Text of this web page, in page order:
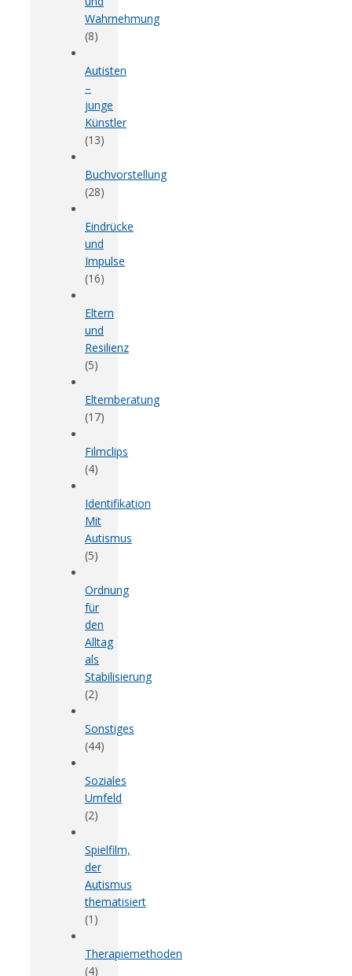
Wahrnehmung
(8)
Autisten
–
junge
Künstler
(13)
Buchvorstellung
(28)
Eindrücke
und
Impulse
(16)
Eltern
und
Resilienz
(5)
Elternberatung
(17)
Filmclips
(4)
Identifikation
Mit
Autismus
(5)
Ordnung
für
den
Alltag
als
Stabilisierung
(2)
Sonstiges
(44)
Soziales
Umfeld
(2)
Spielfilm,
der
Autismus
thematisiert
(1)
Therapiemethoden
(4)